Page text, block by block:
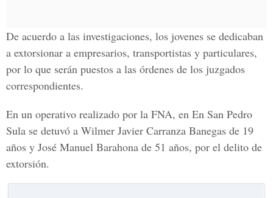
De acuerdo a las investigaciones, los jovenes se dedicaban
a extorsionar a empresarios, transportistas y particulares,
por lo que serán puestos a las órdenes de los juzgados
correspondientes.
En un operativo realizado por la FNA, en En San Pedro
Sula se detuvó a Wilmer Javier Carranza Banegas de 19
años y José Manuel Barahona de 51 años, por el delito de
extorsión.